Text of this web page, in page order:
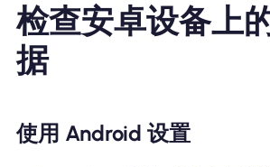
检查安卓设备上
据
使用 Android 设置